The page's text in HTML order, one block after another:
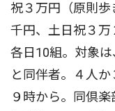
祝３万円（原則歩
千円、土日祝３
各日10組。対象
と同伴者。４人
９時から。同倶